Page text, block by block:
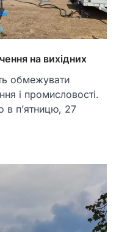
на вихідних
обмежувати
і промисловості.
в п’ятницю, 27